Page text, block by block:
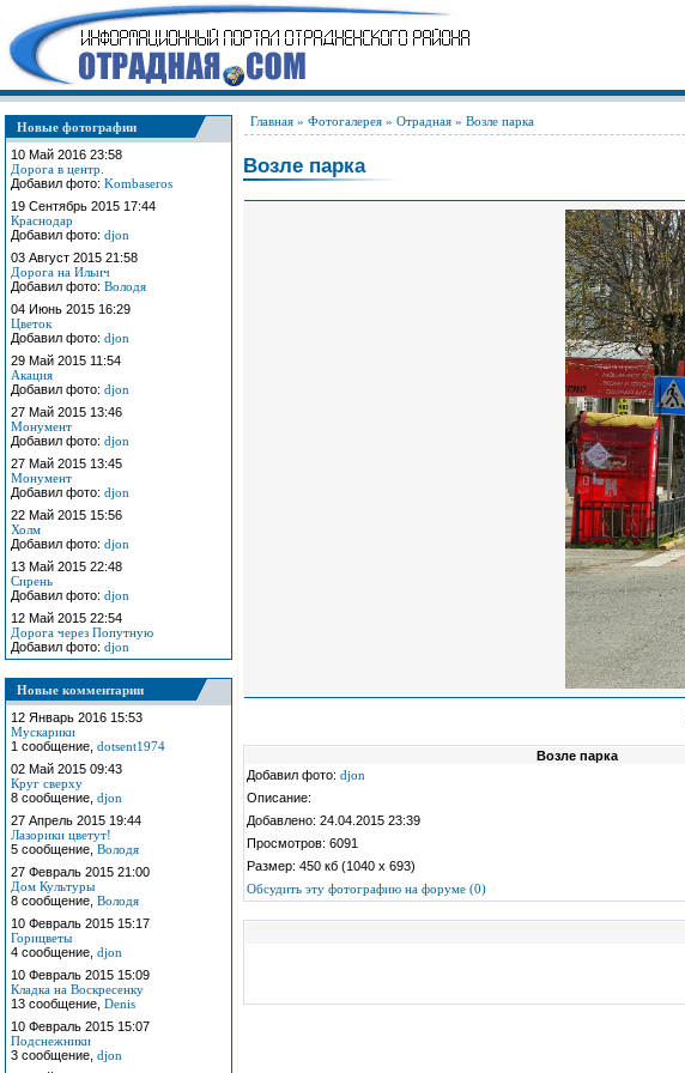
Новые фотографии
10 Май 2016 23:58
Дорога в центр.
Добавил фото: Kombaseros
19 Сентябрь 2015 17:44
Краснодар
Добавил фото: djon
03 Август 2015 21:58
Дорога на Ильич
Добавил фото: Володя
04 Июнь 2015 16:29
Цветок
Добавил фото: djon
29 Май 2015 11:54
Акация
Добавил фото: djon
27 Май 2015 13:46
Монумент
Добавил фото: djon
27 Май 2015 13:45
Монумент
Добавил фото: djon
22 Май 2015 15:56
Холм
Добавил фото: djon
13 Май 2015 22:48
Сирень
Добавил фото: djon
12 Май 2015 22:54
Дорога через Попутную
Добавил фото: djon
Новые комментарии
12 Январь 2016 15:53
Мускарики
1 сообщение, dotsent1974
02 Май 2015 09:43
Круг сверху
8 сообщение, djon
27 Апрель 2015 19:44
Лазорики цветут!
5 сообщение, Володя
27 Февраль 2015 21:00
Дом Культуры
8 сообщение, Володя
10 Февраль 2015 15:17
Горицветы
4 сообщение, djon
10 Февраль 2015 15:09
Кладка на Воскресенку
13 сообщение, Denis
10 Февраль 2015 15:07
Подснежники
3 сообщение, djon
Главная » Фотогалерея » Отрадная » Возле парка
Возле парка
Возле парка
Добавил фото: djon
Описание:
Добавлено: 24.04.2015 23:39
Просмотров: 6091
Размер: 450 кб (1040 x 693)
Обсудить эту фотографию на форуме (0)